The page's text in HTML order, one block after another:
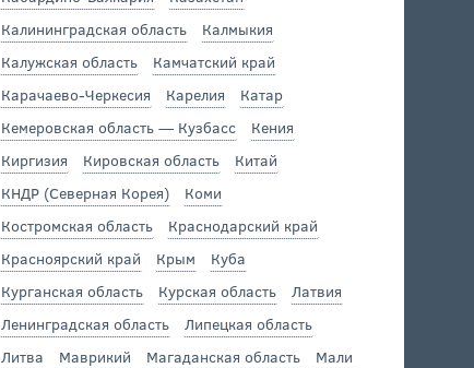
Калининградская область
Калмыкия
Калужская область
Камчатский край
Карачаево-Черкесия
Карелия
Катар
Кемеровская область — Кузбасс
Кения
Киргизия
Кировская область
Китай
КНДР (Северная Корея)
Коми
Костромская область
Краснодарский край
Красноярский край
Крым
Куба
Курганская область
Курская область
Латвия
Ленинградская область
Липецкая область
Литва
Маврикий Магаданская область
Мали